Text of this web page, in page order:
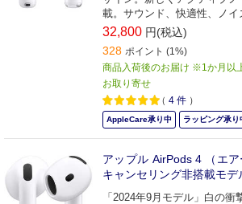
載。サウンド、快適性、ノイ
レベルへ。みんなに愛される
しいフィット感。
32,800 円(税込)
328 ポイント (1%)
商品入荷後のお届け ※1か月以
お取り寄せ
（ 4 件 ）
AppleCare承り中 ラッピング承り
アップル AirPods 4 （エ
キャンセリング非搭載モデ
「2024年9月モデル」白の